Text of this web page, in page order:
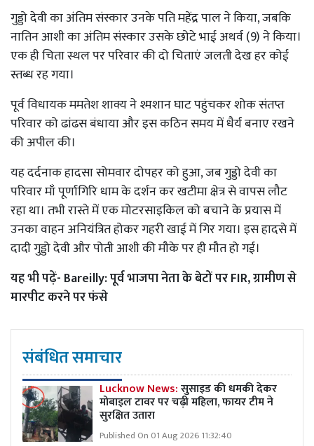
गुड्डो देवी का अंतिम संस्कार उनके पति महेंद्र पाल ने किया, जबकि
नातिन आशी का अंतिम संस्कार उसके छोटे भाई अथर्व (9) ने किया।
एक ही चिता स्थल पर परिवार की दो चिताएं जलती देख हर कोई
स्तब्ध रह गया।
पूर्व विधायक ममतेश शाक्य ने श्मशान घाट पहुंचकर शोक संतप्त
परिवार को ढांढस बंधाया और इस कठिन समय में धैर्य बनाए रखने
की अपील की।
यह दर्दनाक हादसा सोमवार दोपहर को हुआ, जब गुड्डो देवी का
परिवार माँ पूर्णागिरि धाम के दर्शन कर खटीमा क्षेत्र से वापस लौट
रहा था। तभी रास्ते में एक मोटरसाइकिल को बचाने के प्रयास में
उनका वाहन अनियंत्रित होकर गहरी खाई में गिर गया। इस हादसे में
दादी गुड्डो देवी और पोती आशी की मौके पर ही मौत हो गई।
यह भी पढ़ें- Bareilly: पूर्व भाजपा नेता के बेटों पर FIR, ग्रामीण से
मारपीट करने पर फंसे
संबंधित समाचार
Lucknow News:सुसाइड की धमकी देकर
मोबाइल टावर पर चढ़ी महिला, फायर टीम ने
सुरक्षित उतारा
Published On 01 Aug 2026 11:32:40